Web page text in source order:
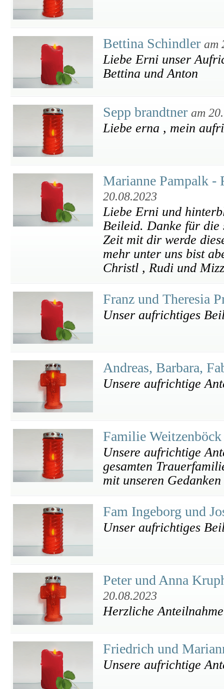
Bettina Schindler am
Liebe Erni unser
Bettina und Anton
Sepp brandtner am
Liebe erna , mein
Marianne Pampalk -
20.08.2023
Liebe Erni und
Beileid. Danke für die
Zeit mit dir werde
mehr unter uns bist
Christl , Rudi und
Franz und Theresia
Unser aufrichtiges
Andreas, Barbara,
Unsere aufrichtige
Familie
Unsere aufrichtige
gesamten
mit unseren
Fam Ingeborg und
Unser aufrichtiges
Peter und Anna
20.08.2023
Herzliche
Friedrich und
Unsere aufrichtige